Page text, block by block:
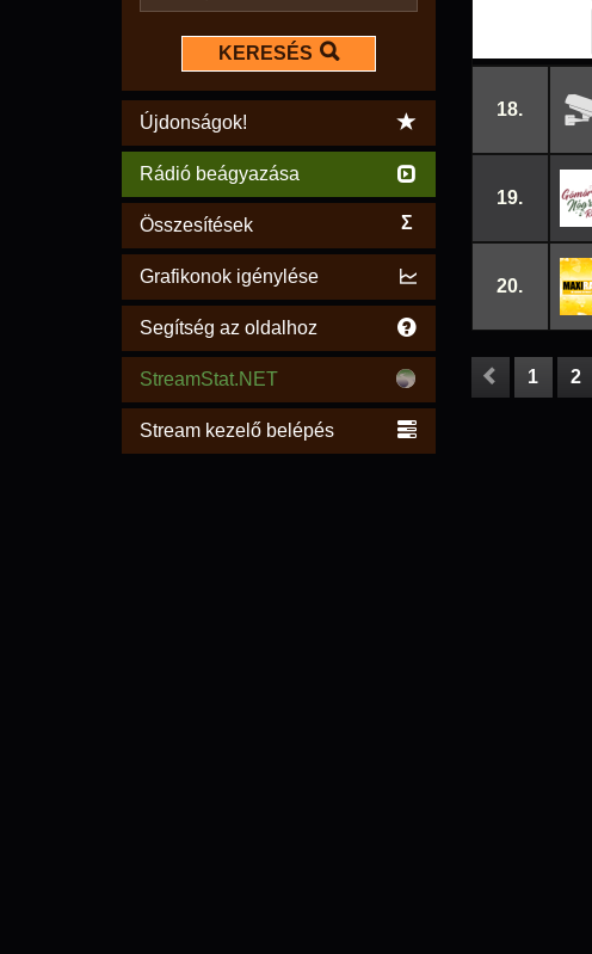
KERESÉS
Újdonságok!
Rádió beágyazása
Összesítések Σ
Grafikonok igénylése
Segítség az oldalhoz
StreamStat.NET
Stream kezelő belépés
18.
19.
20.
1 2